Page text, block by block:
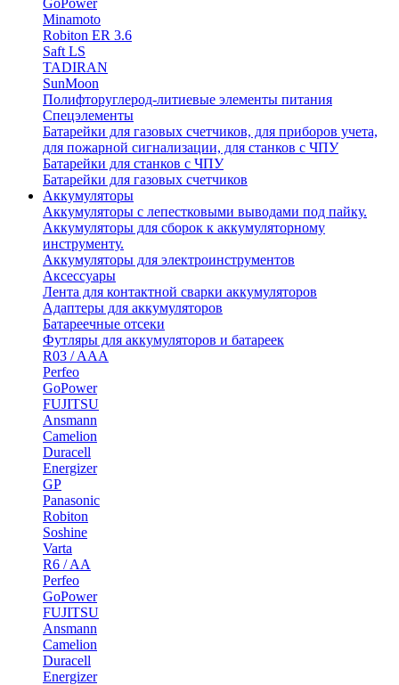
GoPower
Minamoto
Robiton ER 3.6
Saft LS
TADIRAN
SunMoon
Полифторуглерод-литиевые элементы питания
Спецэлементы
Батарейки для газовых счетчиков, для приборов учета,
для пожарной сигнализации, для станков с ЧПУ
Батарейки для станков с ЧПУ
Батарейки для газовых счетчиков
Аккумуляторы
Аккумуляторы с лепестковыми выводами под пайку.
Аккумуляторы для сборок к аккумуляторному
инструменту.
Аккумуляторы для электроинструментов
Аксессуары
Лента для контактной сварки аккумуляторов
Адаптеры для аккумуляторов
Батареечные отсеки
Футляры для аккумуляторов и батареек
R03 / AAA
Perfeo
GoPower
FUJITSU
Ansmann
Camelion
Duracell
Energizer
GP
Panasonic
Robiton
Soshine
Varta
R6 / AA
Perfeo
GoPower
FUJITSU
Ansmann
Camelion
Duracell
Energizer